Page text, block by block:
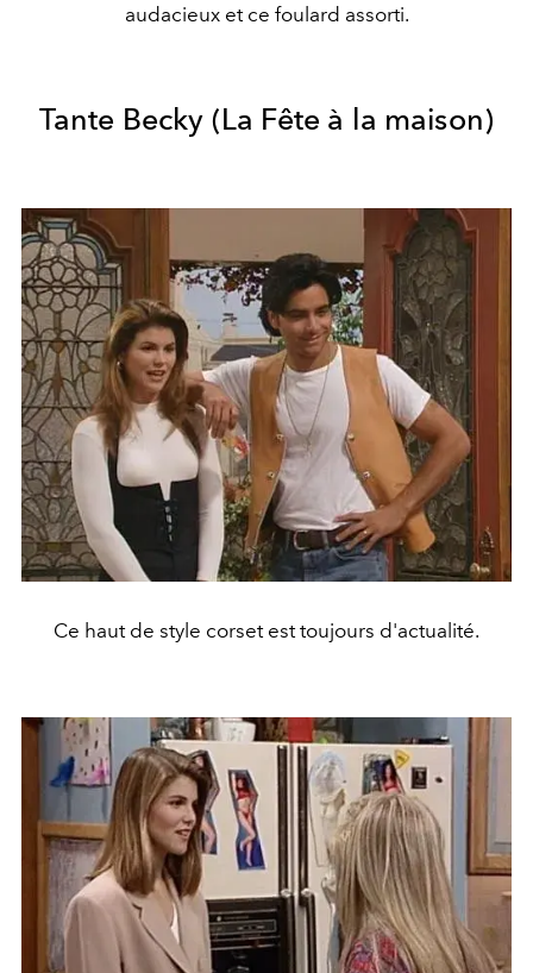
audacieux et ce foulard assorti.
Tante Becky (La Fête à la maison)
Ce haut de style corset est toujours d'actualité.